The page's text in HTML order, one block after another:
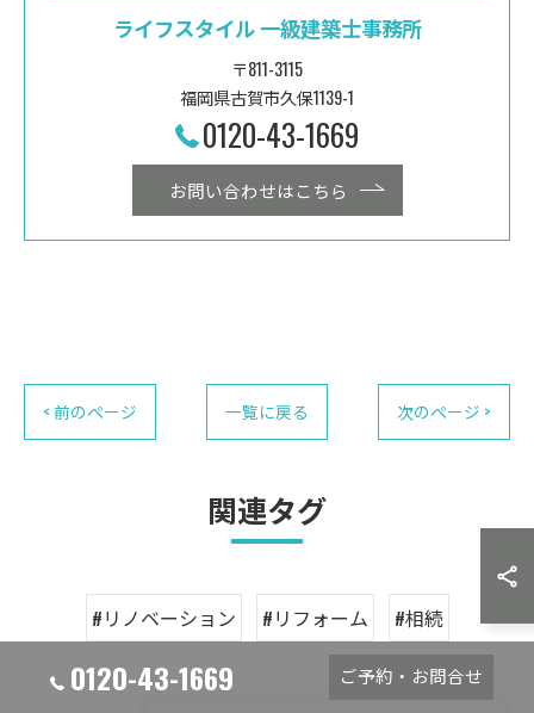
ライフスタイル 一級建築士事務所
〒811-3115
福岡県古賀市久保1139-1
0120-43-1669
お問い合わせはこちら
< 前のページ 一覧に戻る 次のページ >
関連タグ
#リノベーション #リフォーム #相続
0120-43-1669 ご予約・お問合せ